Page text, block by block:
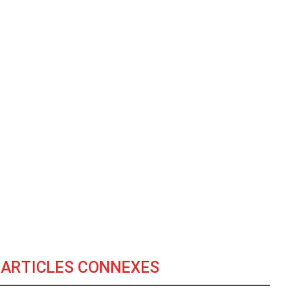
ARTICLES CONNEXES